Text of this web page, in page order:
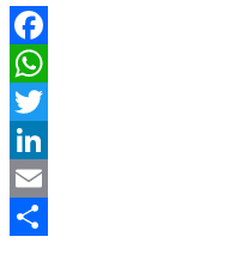
Facebook
WhatsApp
Twitter
LinkedIn
Email